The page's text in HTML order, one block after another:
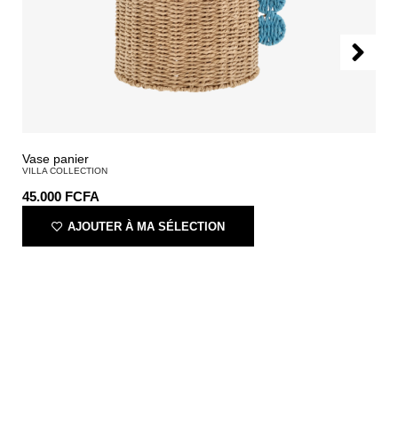
Vase panier
VILLA COLLECTION
45.000 FCFA
AJOUTER À MA SÉLECTION